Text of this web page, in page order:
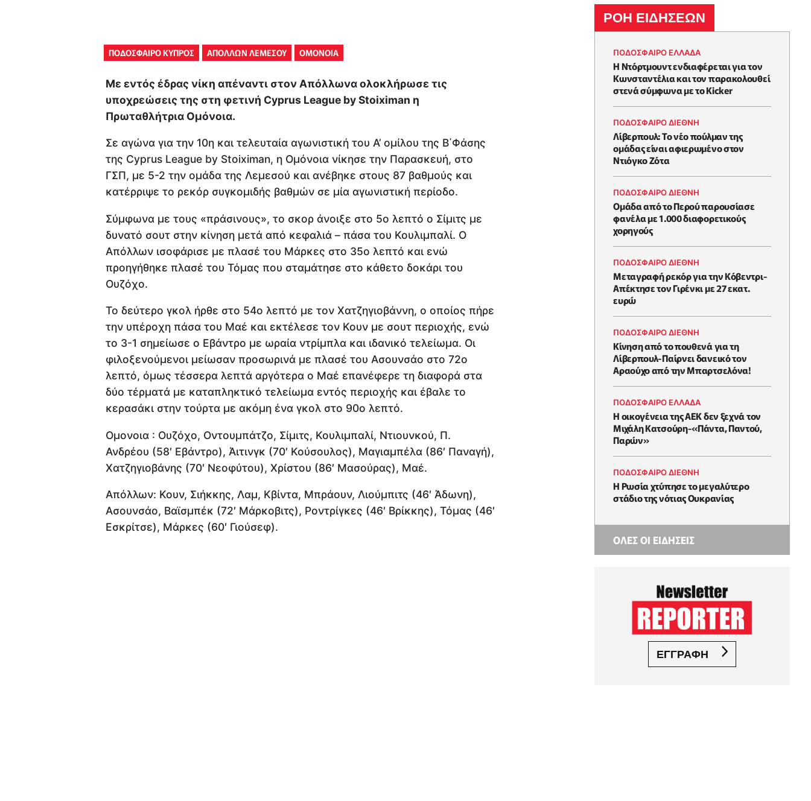
ΠΟΔΟΣΦΑΙΡΟ ΚΥΠΡΟΣ ΑΠΟΛΛΩΝ ΛΕΜΕΣΟΥ ΟΜΟΝΟΙΑ
Με εντός έδρας νίκη απέναντι στον Απόλλωνα ολοκλήρωσε τις
υποχρεώσεις της στη φετινή Cyprus League by Stoiximan η
Πρωταθλήτρια Ομόνοια.
Σε αγώνα για την 10η και τελευταία αγωνιστική του Α’ ομίλου της Β΄Φάσης
της Cyprus League by Stoiximan, η Ομόνοια νίκησε την Παρασκευή, στο
ΓΣΠ, με 5-2 την ομάδα της Λεμεσού και ανέβηκε στους 87 βαθμούς και
κατέρριψε το ρεκόρ συγκομιδής βαθμών σε μία αγωνιστική περίοδο.
Σύμφωνα με τους «πράσινους», το σκορ άνοιξε στο 5ο λεπτό ο Σίμιτς με
δυνατό σουτ στην κίνηση μετά από κεφαλιά – πάσα του Κουλιμπαλί. Ο
Απόλλων ισοφάρισε με πλασέ του Μάρκες στο 35ο λεπτό και ενώ
προηγήθηκε πλασέ του Τόμας που σταμάτησε στο κάθετο δοκάρι του
Ουζόχο.
Το δεύτερο γκολ ήρθε στο 54ο λεπτό με τον Χατζηγιοβάννη, ο οποίος πήρε
την υπέροχη πάσα του Μαέ και εκτέλεσε τον Κουν με σουτ περιοχής, ενώ
το 3-1 σημείωσε ο Εβάντρο με ωραία ντρίμπλα και ιδανικό τελείωμα. Οι
φιλοξενούμενοι μείωσαν προσωρινά με πλασέ του Ασουνσάο στο 72ο
λεπτό, όμως τέσσερα λεπτά αργότερα ο Μαέ επανέφερε τη διαφορά στα
δύο τέρματά με καταπληκτικό τελείωμα εντός περιοχής και έβαλε το
κερασάκι στην τούρτα με ακόμη ένα γκολ στο 90ο λεπτό.
Ομονοια : Ουζόχο, Οντουμπάτζο, Σίμιτς, Κουλιμπαλί, Ντιουνκού, Π.
Ανδρέου (58′ Εβάντρο), Άιτινγκ (70′ Κούσουλος), Μαγιαμπέλα (86′ Παναγή),
Χατζηγιοβάνης (70′ Νεοφύτου), Χρίστου (86′ Μασούρας), Μαέ.
Απόλλων: Κουν, Σιήκκης, Λαμ, Κβίντα, Μπράουν, Λιούμπιτς (46′ Άδωνη),
Ασουνσάο, Βαϊσμπέκ (72′ Μάρκοβιτς), Ροντρίγκες (46′ Βρίκκης), Τόμας (46′
Εσκρίτσε), Μάρκες (60′ Γιούσεφ).
ΡΟΗ ΕΙΔΗΣΕΩΝ
ΠΟΔΟΣΦΑΙΡΟ ΕΛΛΑΔΑ
Η Ντόρτμουντ ενδιαφέρεται για τον
Κωνσταντέλια και τον παρακολουθεί
στενά σύμφωνα με το Kicker
ΠΟΔΟΣΦΑΙΡΟ ΔΙΕΘΝΗ
Λίβερπουλ: Το νέο πούλμαν της
ομάδας είναι αφιερωμένο στον
Ντιόγκο Ζότα
ΠΟΔΟΣΦΑΙΡΟ ΔΙΕΘΝΗ
Ομάδα από το Περού παρουσίασε
φανέλα με 1.000 διαφορετικούς
χορηγούς
ΠΟΔΟΣΦΑΙΡΟ ΔΙΕΘΝΗ
Μεταγραφή ρεκόρ για την Κόβεντρι-
Απέκτησε τον Γιρένκι με 27 εκατ.
ευρώ
ΠΟΔΟΣΦΑΙΡΟ ΔΙΕΘΝΗ
Kίνηση από το πουθενά για τη
Λίβερπουλ-Παίρνει δανεικό τον
Αραούχο από την Μπαρτσελόνα!
ΠΟΔΟΣΦΑΙΡΟ ΕΛΛΑΔΑ
Η οικογένεια της ΑΕΚ δεν ξεχνά τον
Μιχάλη Κατσούρη-«Πάντα, Παντού,
Παρών»
ΠΟΔΟΣΦΑΙΡΟ ΔΙΕΘΝΗ
Η Ρωσία χτύπησε το μεγαλύτερο
στάδιο της νότιας Ουκρανίας
ΟΛΕΣ ΟΙ ΕΙΔΗΣΕΙΣ
ΕΓΓΡΑΦΗ